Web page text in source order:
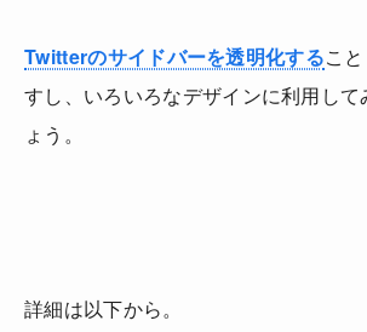
Twitterのサイドバーを透明化するこ
すし、いろいろなデザインに利用して
ょう。
詳細は以下から。